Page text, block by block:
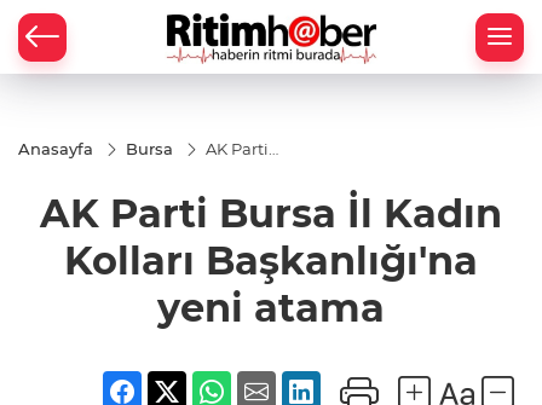
Anasayfa Bursa
AK Parti
Başkanlığı'na
yeni atama
AK Parti Bursa İl Kadın
Kolları Başkanlığı'na
yeni atama